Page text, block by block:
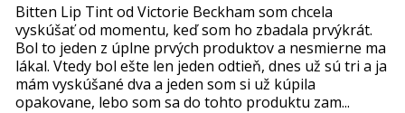
Bitten Lip Tint od Victorie Beckham som chcela
vyskúšať od momentu, keď som ho zbadala prvýkrát.
Bol to jeden z úplne prvých produktov a nesmierne ma
lákal. Vtedy bol ešte len jeden odtieň, dnes už sú tri a ja
mám vyskúšané dva a jeden som si už kúpila
opakovane, lebo som sa do tohto produktu zam...